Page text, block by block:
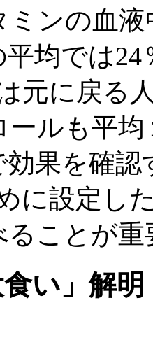
ミンの血
平均では
元に戻る
ールも平
効果を確
に設定し
ることが
食い」解